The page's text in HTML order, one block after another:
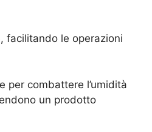
facilitando le operazioni
per combattere l’umidità
un prodotto